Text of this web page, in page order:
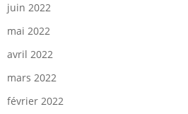
juin 2022
mai 2022
avril 2022
mars 2022
février 2022